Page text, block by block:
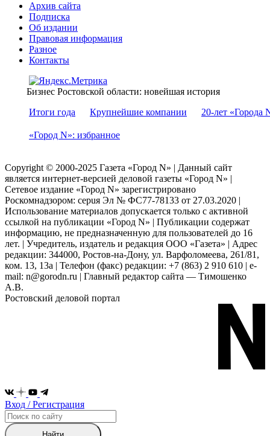
Архив сайта
Подписка
Об издании
Правовая информация
Разное
Контакты
Бизнес Ростовской области: новейшая история
Итоги года
Крупнейшие компании 20-лет «Города
«Город N»: избранное
Copyright © 2000-2025 Газета «Город N» | Данный сайт
является интернет-версией деловой газеты «Город N» |
Сетевое издание «Город N» зарегистрировано
Роскомнадзором: серuя Эл № ФС77-78133 от 27.03.2020 |
Использование материалов допускается только с активной
ссылкой на публикации «Город N» | Публикации содержат
информацию, не предназначенную для пользователей до 16
лет. | Учредитель, издатель и редакция ООО «Газета» | Адрес
редакции: 344000, Ростов-на-Дону, ул. Варфоломеева, 261/81,
ком. 13, 13а | Телефон (факс) редакции: +7 (863) 2 910 610 | e-
mail: n@gorodn.ru | Главный редактор сайта — Тимошенко
А.В.
Ростовский деловой портал
Вход / Регистрация